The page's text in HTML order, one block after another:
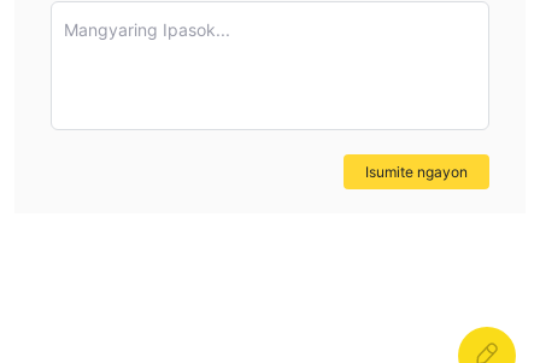
Mangyaring Ipasok...
Isumite ngayon